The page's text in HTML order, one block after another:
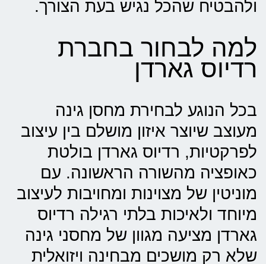
ולהבטיח שהכל נגיש בעת הצורך.
למה לבחור בחברת
רדיוס גארדן
בכל הנוגע לבחירת מחסן גינה
מעוצב שיוצר איזון מושלם בין עיצוב
לפרקטיות, רדיוס גארדן בולטת
כאופציה מהשורה הראשונה. עם
מוניטין של מצוינות ומחויבות לעיצוב
מיוחד ולאיכות בלתי רגילה רדיוס
גארדן מציעה מגוון של מחסני גינה
שלא רק מושכים מבחינה ויזואלית